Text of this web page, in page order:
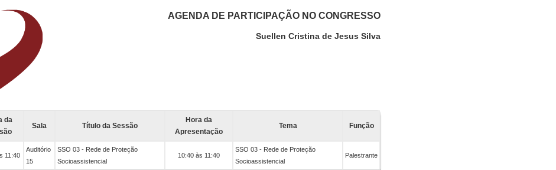
AGENDA DE PARTICIPAÇÃO NO CONGRESSO
Suellen Cristina de Jesus Silva
da
Sala Título da Sessão
Hora da
Apresentação
Tema Função
11:40
Auditório
15
SSO 03 - Rede de Proteção
Socioassistencial
10:40 às 11:40
SSO 03 - Rede de Proteção
Socioassistencial
Palestrante